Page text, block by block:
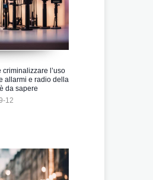
l’uso
allarmi e radio della
da sapere
12